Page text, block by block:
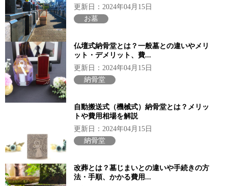
更新日：2024年04月15日
お墓
仏壇式納骨堂とは？一般墓との違いやメリ
ット・デメリット、費...
更新日：2024年04月15日
納骨堂
自動搬送式（機械式）納骨堂とは？メリッ
トや費用相場を解説
更新日：2024年04月15日
納骨堂
改葬とは？墓じまいとの違いや手続きの方
法・手順、かかる費用...